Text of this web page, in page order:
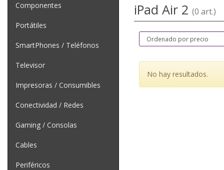
Componentes
Portátiles
SmartPhones / Teléfonos
Televisor
Impresoras / Consumibles
Conectividad / Redes
Gaming / Consolas
Cables
Periféricos
iPad Air 2 (0 art.)
No hay resultados.